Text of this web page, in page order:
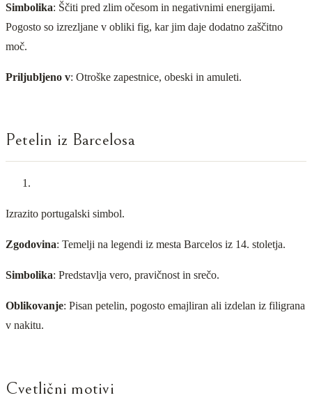
Simbolika: Ščiti pred zlim očesom in negativnimi energijami.
Pogosto so izrezljane v obliki fig, kar jim daje dodatno zaščitno
moč.
Priljubljeno v: Otroške zapestnice, obeski in amuleti.
Petelin iz Barcelosa
Izrazito portugalski simbol.
Zgodovina: Temelji na legendi iz mesta Barcelos iz 14. stoletja.
Simbolika: Predstavlja vero, pravičnost in srečo.
Oblikovanje: Pisan petelin, pogosto emajliran ali izdelan iz filigrana
v nakitu.
Cvetlični motivi